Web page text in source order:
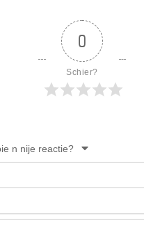
0
Schier?
n nije reactie?